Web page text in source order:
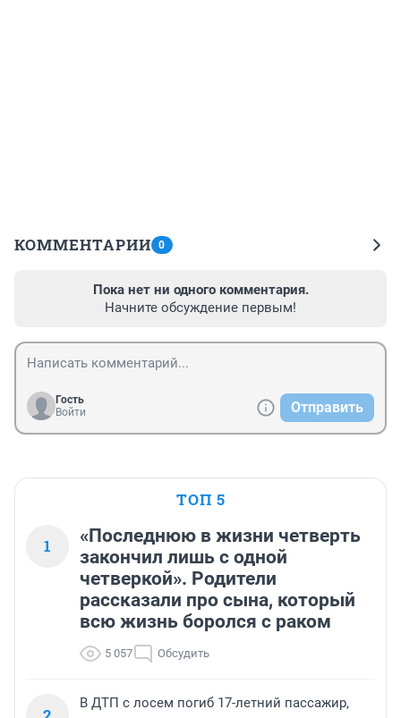
КОММЕНТАРИИ 0
Пока нет ни одного комментария.
Начните обсуждение первым!
Гость
Войти
Отправить
ТОП 5
1
«Последнюю в жизни четверть
закончил лишь с одной
четверкой». Родители
рассказали про сына, который
всю жизнь боролся с раком
5 057 Обсудить
В ДТП с лосем погиб 17-летний пассажир,